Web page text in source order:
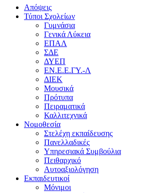
Απόψεις
Τύποι Σχολείων
Γυμνάσια
Γενικά Λύκεια
ΕΠΑΛ
ΣΔΕ
ΔΥΕΠ
ΕΝ.Ε.Ε.ΓΥ.-Λ
ΔΙΕΚ
Μουσικά
Πρότυπα
Πειραματικά
Καλλιτεχνικά
Νομοθεσία
Στελέχη εκπαίδευσης
Πανελλαδικές
Υπηρεσιακά Συμβούλια
Πειθαρχικό
Αυτοαξιολόγηση
Εκπαιδευτικοί
Μόνιμοι